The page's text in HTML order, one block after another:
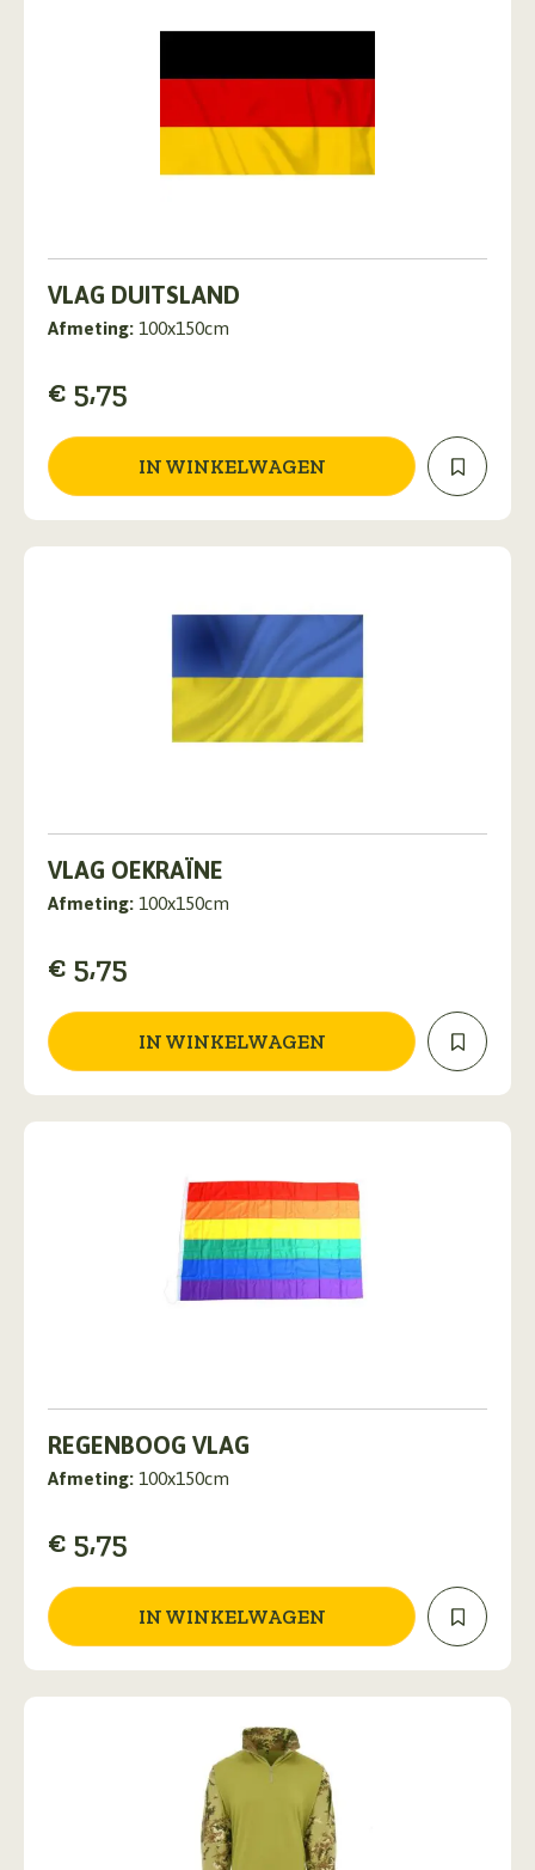
VLAG DUITSLAND
Afmeting: 100x150cm
€ 5,75
IN WINKELWAGEN
VLAG OEKRAÏNE
Afmeting: 100x150cm
€ 5,75
IN WINKELWAGEN
REGENBOOG VLAG
Afmeting: 100x150cm
€ 5,75
IN WINKELWAGEN